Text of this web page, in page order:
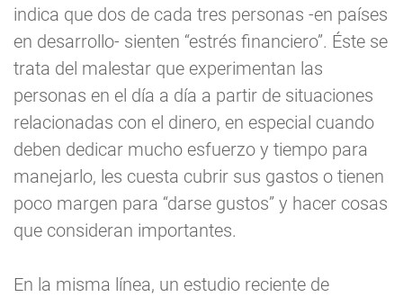
indica que dos de cada tres personas -en países
en desarrollo- sienten “estrés financiero”. Éste se
trata del malestar que experimentan las
personas en el día a día a partir de situaciones
relacionadas con el dinero, en especial cuando
deben dedicar mucho esfuerzo y tiempo para
manejarlo, les cuesta cubrir sus gastos o tienen
poco margen para “darse gustos” y hacer cosas
que consideran importantes.
En la misma línea, un estudio reciente de